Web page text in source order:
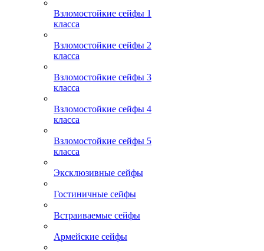
Взломостойкие сейфы 1
класса
Взломостойкие сейфы 2
класса
Взломостойкие сейфы 3
класса
Взломостойкие сейфы 4
класса
Взломостойкие сейфы 5
класса
Эксклюзивные сейфы
Гостиничные сейфы
Встраиваемые сейфы
Армейские сейфы